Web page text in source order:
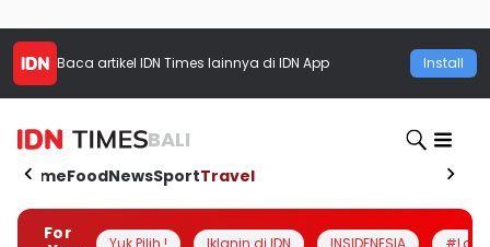
Baca artikel IDN Times lainnya di IDN App Install
BALI
HomeFoodNewsSportTravel
For
Yuk Pilih ! Iklanin di IDN INSIDENESIA